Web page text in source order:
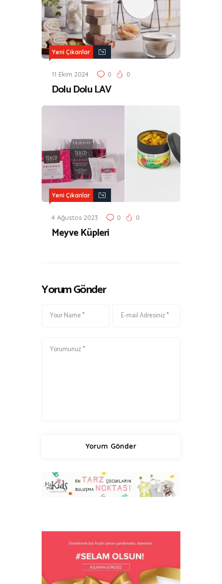
Yeni Çıkanlar
11 Ekim 2024 0 0
Dolu Dolu LAV
Yeni Çıkanlar
4 Ağustos 2023 0 0
Meyve Küpleri
Yorum Gönder